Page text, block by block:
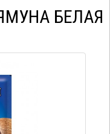
БЕЛАЯ